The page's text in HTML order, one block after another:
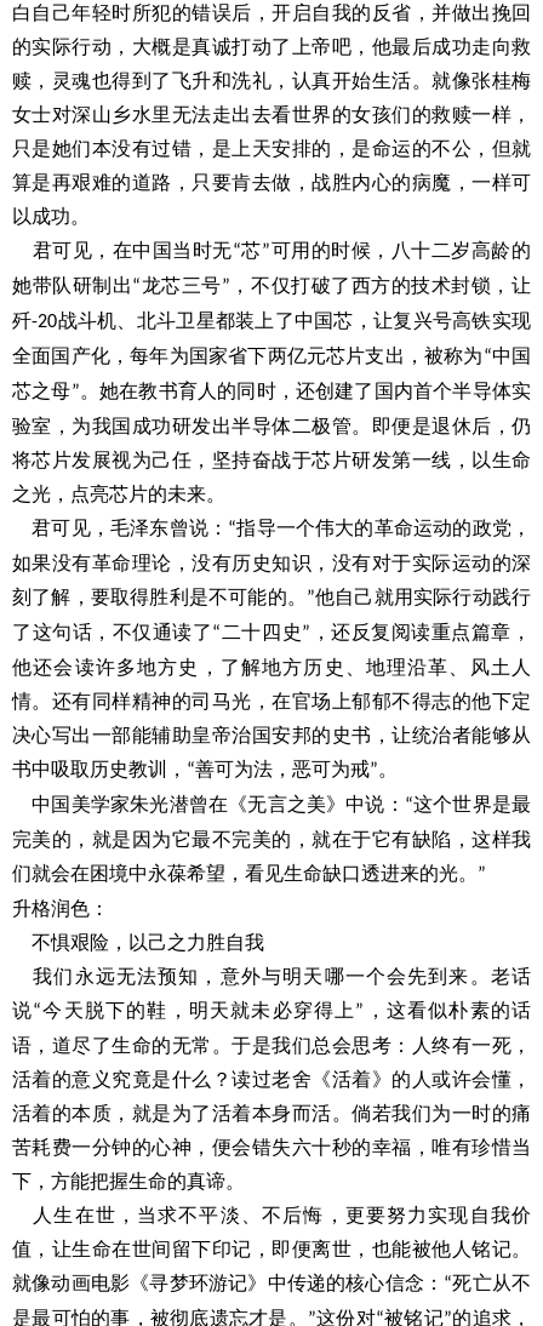
白自己年轻时所犯的错误后，开启自我的反省，并做出挽回
的实际行动，大概是真诚打动了上帝吧，他最后成功走向救
赎，灵魂也得到了飞升和洗礼，认真开始生活。就像张桂梅
女士对深山乡水里无法走出去看世界的女孩们的救赎一样，
只是她们本没有过错，是上天安排的，是命运的不公，但就
算是再艰难的道路，只要肯去做，战胜内心的病魔，一样可
以成功。
君可见，在中国当时无“芯”可用的时候，八十二岁高龄的
她带队研制出“龙芯三号” ，不仅打破了西方的技术封锁，让
歼-20战斗机、北斗卫星都装上了中国芯，让复兴号高铁实现
全面国产化，每年为国家省下两亿元芯片支出，被称为“中国
芯之母”。她在教书育人的同时，还创建了国内首个半导体实
验室，为我国成功研发出半导体二极管。即便是退休后，仍
将芯片发展视为己任，坚持奋战于芯片研发第一线，以生命
之光，点亮芯片的未来。
君可见，毛泽东曾说： “指导一个伟大的革命运动的政党，
如果没有革命理论，没有历史知识，没有对于实际运动的深
刻了解，要取得胜利是不可能的。
”他自己就用实际行动践行
了这句话，不仅通读了“ 二十四史” ，还反复阅读重点篇章，
他还会读许多地方史，了解地方历史、地理沿革、风土人
情。还有同样精神的司马光，在官场上郁郁不得志的他下定
决心写出一部能辅助皇帝治国安邦的史书，让统治者能够从
书中吸取历史教训， “善可为法，恶可为戒”。
中国美学家朱光潜曾在《无言之美》中说： “这个世界是最
完美的，就是因为它最不完美的，就在于它有缺陷，这样我
们就会在困境中永葆希望，看见生命缺口透进来的光。 ”
升格润色：
不惧艰险，以己之力胜自我
我们永远无法预知，意外与明天哪一个会先到来。老话
说“今天脱下的鞋，明天就未必穿得上 ”
，这看似朴素的话
语，道尽了生命的无常。于是我们总会思考：人终有一死，
活着的意义究竟是什么？读过老舍《活着》的人或许会懂，
活着的本质，就是为了活着本身而活。倘若我们为一时的痛
苦耗费一分钟的心神，便会错失六十秒的幸福，唯有珍惜当
下，方能把握生命的真谛。
人生在世，当求不平淡、不后悔，更要努力实现自我价
值，让生命在世间留下印记，即便离世，也能被他人铭记。
就像动画电影《寻梦环游记》中传递的核心信念： “死亡从不
是最可怕的事，被彻底遗忘才是。
”这份对“被铭记”的追求，